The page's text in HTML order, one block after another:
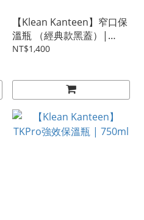
【Klean Kanteen】窄口保
溫瓶 （經典款黑蓋）|
592ml
NT$1,400